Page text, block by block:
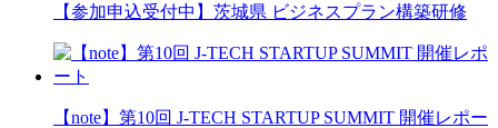
【参加申込受付中】茨城県 ビジネスプラン構築研修
【note】第10回 J-TECH STARTUP SUMMIT 開催レポー